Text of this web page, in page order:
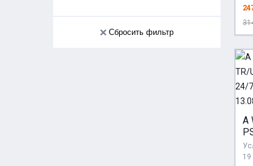
Сбросить фильтр
A